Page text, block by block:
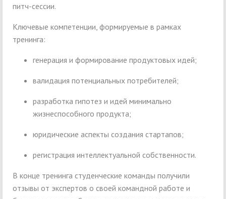
питч-сессии.
Ключевые компетенции, формируемые в рамках
тренинга:
генерация и формирование продуктовых идей;
валидация потенциальных потребителей;
разработка гипотез и идей минимально
жизнеспособного продукта;
юридические аспекты создания стартапов;
регистрация интеллектуальной собственности.
В конце тренинга студенческие команды получили
отзывы от экспертов о своей командной работе и